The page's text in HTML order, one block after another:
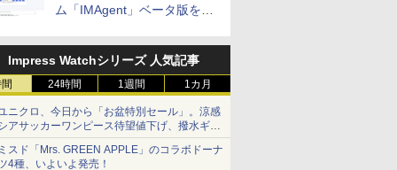
ム「IMAgent」ベータ版を提
Impress Watchシリーズ 人気記事
24時間 1週間 1カ月
ニクロ、今日から「お盆特別セール」。涼感
アサッカーワンピース待望値下げ、撥水ギア
ョーツは1990円に
スド「Mrs. GREEN APPLE」のコラボドーナ
4種、いよいよ発売！